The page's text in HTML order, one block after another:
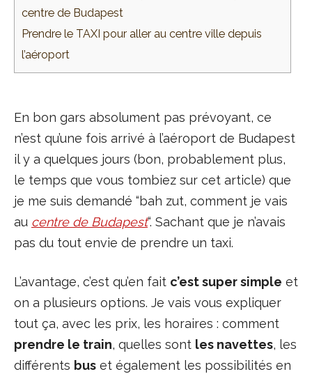
centre de Budapest
Prendre le TAXI pour aller au centre ville depuis
l’aéroport
En bon gars absolument pas prévoyant, ce
n’est qu’une fois arrivé à l’aéroport de Budapest
il y a quelques jours (bon, probablement plus,
le temps que vous tombiez sur cet article) que
je me suis demandé “bah zut, comment je vais
au centre de Budapest“. Sachant que je n’avais
pas du tout envie de prendre un taxi.
L’avantage, c’est qu’en fait c’est super simple et
on a plusieurs options. Je vais vous expliquer
tout ça, avec les prix, les horaires : comment
prendre le train, quelles sont les navettes, les
différents bus et également les possibilités en